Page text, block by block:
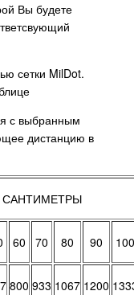
Вы будете
сетки MilDot.
с выбранным
дистанцию в
САНТИМЕТРЫ
60 70 80 90 100
800 933 1067 1200